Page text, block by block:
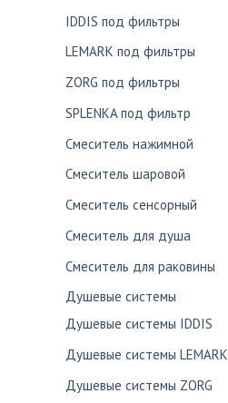
IDDIS под фильтры
LEMARK под фильтры
ZORG под фильтры
SPLENKA под фильтр
Смеситель нажимной
Смеситель шаровой
Смеситель сенсорный
Смеситель для душа
Смеситель для раковины
Душевые системы
Душевые системы IDDIS
Душевые системы LEMARK
Душевые системы ZORG